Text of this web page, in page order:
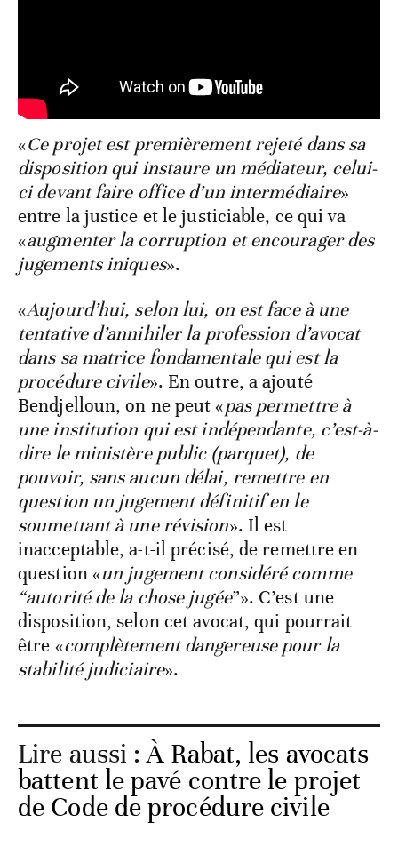
«Ce projet est premièrement rejeté dans sa
disposition qui instaure un médiateur, celui-
ci devant faire office d’un intermédiaire»
entre la justice et le justiciable, ce qui va
«augmenter la corruption et encourager des
jugements iniques».
«Aujourd’hui, selon lui, on est face à une
tentative d’annihiler la profession d’avocat
dans sa matrice fondamentale qui est la
procédure civile». En outre, a ajouté
Bendjelloun, on ne peut «pas permettre à
une institution qui est indépendante, c’est-à-
dire le ministère public (parquet), de
pouvoir, sans aucun délai, remettre en
question un jugement définitif en le
soumettant à une révision». Il est
inacceptable, a-t-il précisé, de remettre en
question «un jugement considéré comme
“autorité de la chose jugée”». C’est une
disposition, selon cet avocat, qui pourrait
être «complètement dangereuse pour la
stabilité judiciaire».
Lire aussi :À Rabat, les avocats
battent le pavé contre le projet
de Code de procédure civile